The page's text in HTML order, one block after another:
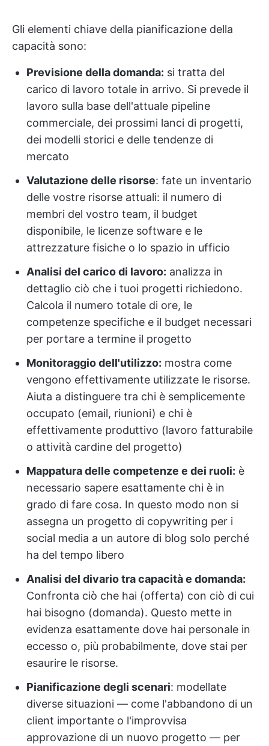
Gli elementi chiave della pianificazione della
capacità sono:
Previsione della domanda: si tratta del
carico di lavoro totale in arrivo. Si prevede il
lavoro sulla base dell'attuale pipeline
commerciale, dei prossimi lanci di progetti,
dei modelli storici e delle tendenze di
mercato
Valutazione delle risorse: fate un inventario
delle vostre risorse attuali: il numero di
membri del vostro team, il budget
disponibile, le licenze software e le
attrezzature fisiche o lo spazio in ufficio
Analisi del carico di lavoro: analizza in
dettaglio ciò che i tuoi progetti richiedono.
Calcola il numero totale di ore, le
competenze specifiche e il budget necessari
per portare a termine il progetto
Monitoraggio dell'utilizzo: mostra come
vengono effettivamente utilizzate le risorse.
Aiuta a distinguere tra chi è semplicemente
occupato (email, riunioni) e chi è
effettivamente produttivo (lavoro fatturabile
o attività cardine del progetto)
Mappatura delle competenze e dei ruoli: è
necessario sapere esattamente chi è in
grado di fare cosa. In questo modo non si
assegna un progetto di copywriting per i
social media a un autore di blog solo perché
ha del tempo libero
Analisi del divario tra capacità e domanda:
Confronta ciò che hai (offerta) con ciò di cui
hai bisogno (domanda). Questo mette in
evidenza esattamente dove hai personale in
eccesso o, più probabilmente, dove stai per
esaurire le risorse.
Pianificazione degli scenari: modellate
diverse situazioni — come l'abbandono di un
client importante o l'improvvisa
approvazione di un nuovo progetto — per